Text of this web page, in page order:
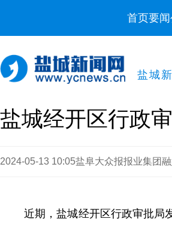
首页要闻
盐城
盐城经开区行政
2024-05-13 10:05盐阜大众报报业集团
近期，盐城经开区行政审批局